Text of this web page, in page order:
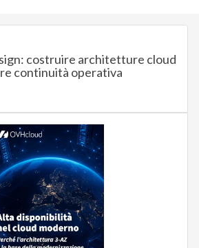
costruire architetture cloud
continuità operativa